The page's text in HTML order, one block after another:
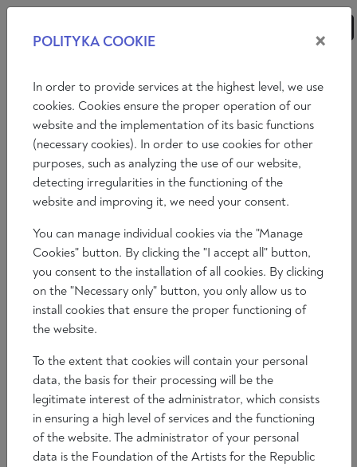
Radio Ratio Okno na Świat Europa, Europa!
Spór o Idee Istota Rzeczy Ratio Satysfakcja
Radio Ratio Okno na Świat
Europa, Europa!
POLITYKA COOKIE ×
In order to provide services at the highest level, we use
cookies. Cookies ensure the proper operation of our
website and the implementation of its basic functions
(necessary cookies). In order to use cookies for other
purposes, such as analyzing the use of our website,
detecting irregularities in the functioning of the
website and improving it, we need your consent.
You can manage individual cookies via the "Manage
Cookies" button. By clicking the "I accept all" button,
you consent to the installation of all cookies. By clicking
on the "Necessary only" button, you only allow us to
install cookies that ensure the proper functioning of
the website.
To the extent that cookies will contain your personal
data, the basis for their processing will be the
legitimate interest of the administrator, which consists
in ensuring a high level of services and the functioning
of the website. The administrator of your personal
data is the Foundation of the Artists for the Republic